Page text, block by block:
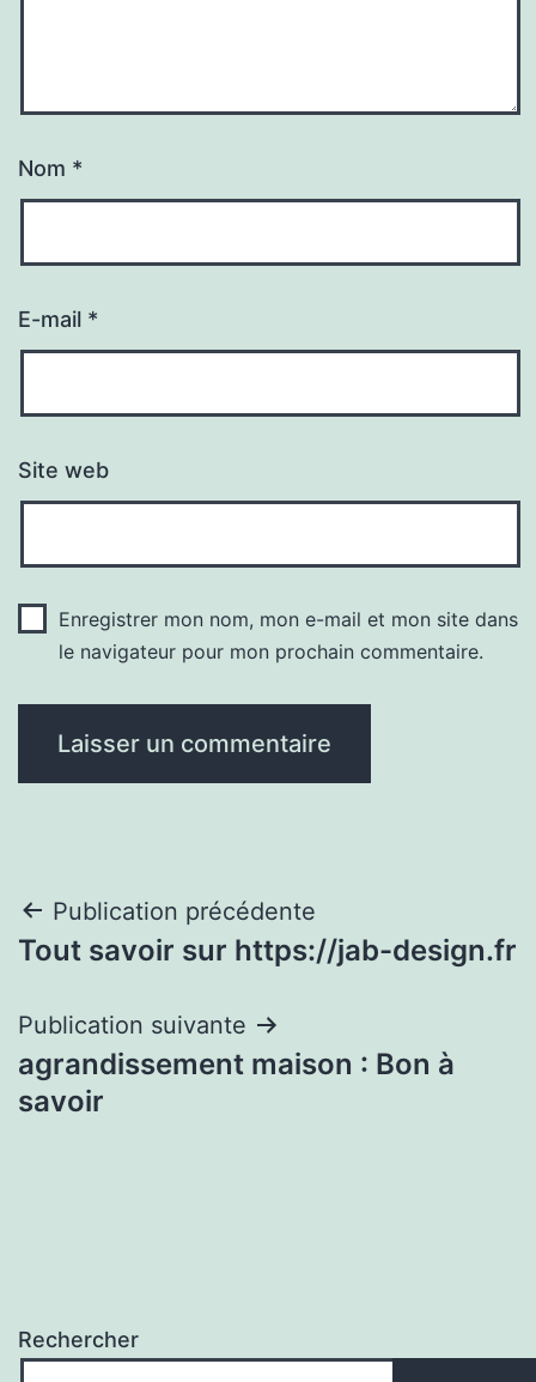
Nom *
E-mail *
Site web
Enregistrer mon nom, mon e-mail et mon site dans
le navigateur pour mon prochain commentaire.
Navigation
de
l’article
Publication précédente
Tout savoir sur https://jab-design.fr
Publication suivante
agrandissement maison : Bon à
savoir
Rechercher